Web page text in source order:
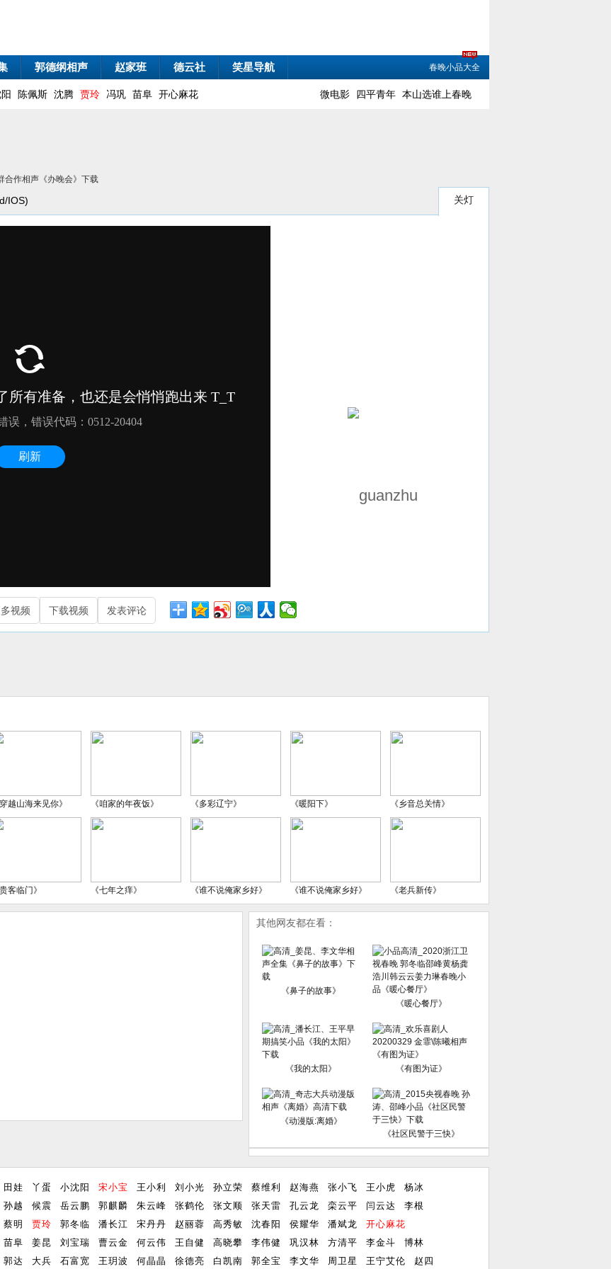
郭德纲相声 赵家班 德云社 笑星导航 春晚小品大全
陈佩斯 沈腾 贾玲 冯巩 苗阜 开心麻花 微电影 四平青年 本山选谁上春晚
合作相声《办晚会》下载
IOS) 关灯
视频 下载视频 发表评论
穿越山海来见你》 《咱家的年夜饭》 《多彩辽宁》 《暖阳下》 《乡音总关情》
贵客临门》 《七年之痒》 《谁不说俺家乡好》 《谁不说俺家乡好》 《老兵新传》
其他网友都在看：
《鼻子的故事》
《暖心餐厅》
《我的太阳》 《有图为证》
《动漫版:离婚》
《社区民警于三快》
田娃 丫蛋 小沈阳 宋小宝 王小利 刘小光 孙立荣 蔡维利 赵海燕 张小飞 王小虎
杨冰
孙越 候震 岳云鹏 郭麒麟 朱云峰 张鹤伦 张文顺 张天雷 孔云龙 栾云平 闫云达
李根
蔡明 贾玲 郭冬临 潘长江 宋丹丹 赵丽蓉 高秀敏 沈春阳 侯耀华 潘斌龙
开心麻花
苗阜 姜昆 刘宝瑞 曹云金 何云伟 王自健 高晓攀 李伟健 巩汉林 方清平 李金斗
博林
郭达 大兵 石富宽 王玥波 何晶晶 徐德亮 白凯南 郭全宝 李文华 周卫星 王宁艾伦 赵四